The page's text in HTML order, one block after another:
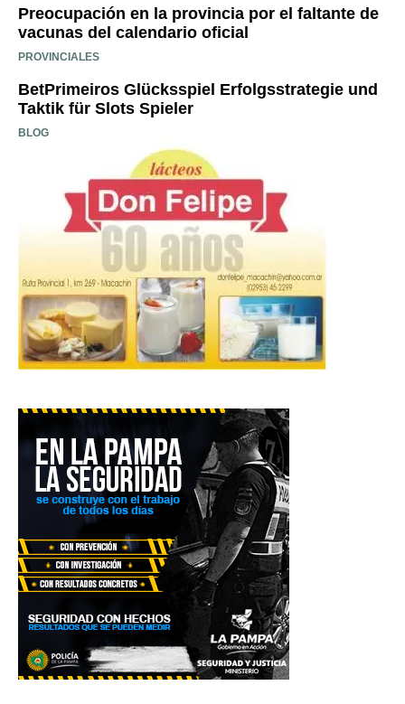
Preocupación en la provincia por el faltante de
vacunas del calendario oficial
PROVINCIALES
BetPrimeiros Glücksspiel Erfolgsstrategie und
Taktik für Slots Spieler
BLOG